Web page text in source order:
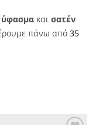
ύφασμα και σατέν
πάνω από 35